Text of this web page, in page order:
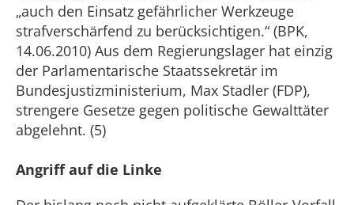
„auch den Einsatz gefährlicher Werkzeuge
strafverschärfend zu berücksichtigen.“ (BPK,
14.06.2010) Aus dem Regierungslager hat einzig
der Parlamentarische Staatssekretär im
Bundesjustizministerium, Max Stadler (FDP),
strengere Gesetze gegen politische Gewalttäter
abgelehnt. (5)
Angriff auf die Linke